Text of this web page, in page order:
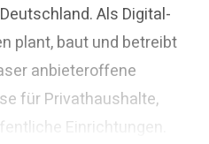
Als Digital-
plant, baut und betreibt
anbieteroffene
für Privathaushalte,
Einrichtungen.